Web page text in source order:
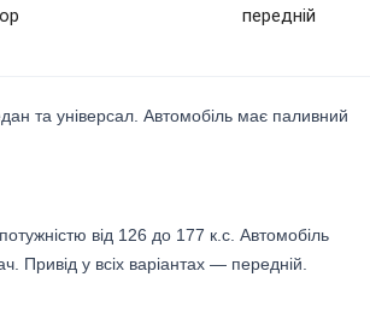
передній
та універсал. Автомобіль має паливний
від 126 до 177 к.с. Автомобіль
у всіх варіантах — передній.